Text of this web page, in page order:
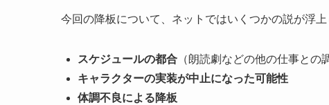
今回の降板について、ネットではいくつかの説が浮上
スケジュールの都合 （朗読劇などの他の仕事との
キャラクターの実装が中止になった可能性
体調不良による降板